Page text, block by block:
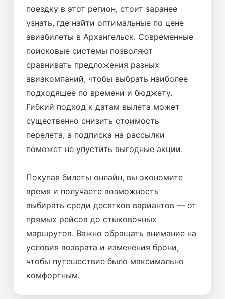
поездку в этот регион, стоит заранее
узнать, где найти оптимальные по цене
авиабилеты в Архангельск. Современные
поисковые системы позволяют
сравнивать предложения разных
авиакомпаний, чтобы выбрать наиболее
подходящее по времени и бюджету.
Гибкий подход к датам вылета может
существенно снизить стоимость
перелета, а подписка на рассылки
поможет не упустить выгодные акции.
Покупая билеты онлайн, вы экономите
время и получаете возможность
выбирать среди десятков вариантов — от
прямых рейсов до стыковочных
маршрутов. Важно обращать внимание на
условия возврата и изменения брони,
чтобы путешествие было максимально
комфортным.